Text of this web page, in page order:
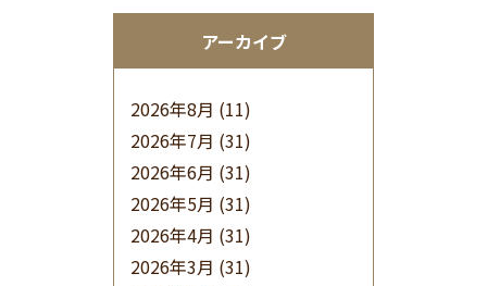
アーカイブ
2026年8月 (11)
2026年7月 (31)
2026年6月 (31)
2026年5月 (31)
2026年4月 (31)
2026年3月 (31)